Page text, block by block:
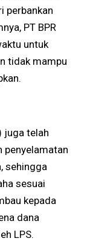
perbankan
PT BPR
untuk
tidak mampu
juga telah
penyelamatan
sehingga
sesuai
kepada
dana
LPS.